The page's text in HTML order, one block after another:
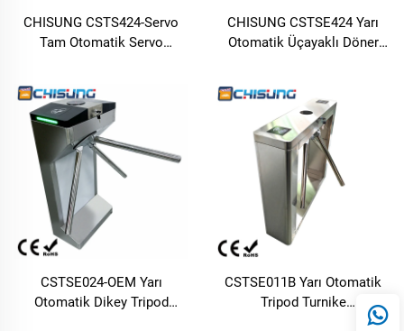
CHISUNG CSTS424-Servo
Tam Otomatik Servo
Paslanmaz Çelik, DC24V
Servo Motorlu, Çarpma ve
Takip Girişine Karşı Koruma
Sağlayan, RS485 Haberleşme
Özelliğine Sahip Yaya Erişim
Kontrol Kapısı
CHISUNG CSTSE424 Yarı
Otomatik Üçayaklı Döner
Kapısı, Kimlik Kartı ve IC
Kartı Destekler, Kuyrukta
Takip Etme (Tailgating)
Önleme ve Yangın Alarmı
Bağlantısı Özelliğiyle
CSTSE024-OEM Yarı
Otomatik Dikey Tripod
CSTSE011B Yarı Otomatik
Tripod Turnike
1000mmL*250mmW*960mmH